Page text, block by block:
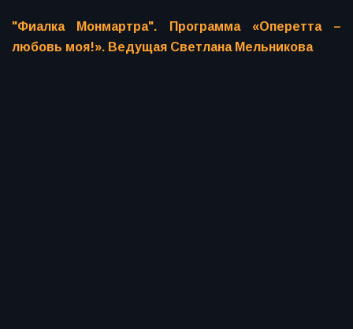
"Фиалка Монмартра". Программа «Оперетта –
любовь моя!». Ведущая Светлана Мельникова